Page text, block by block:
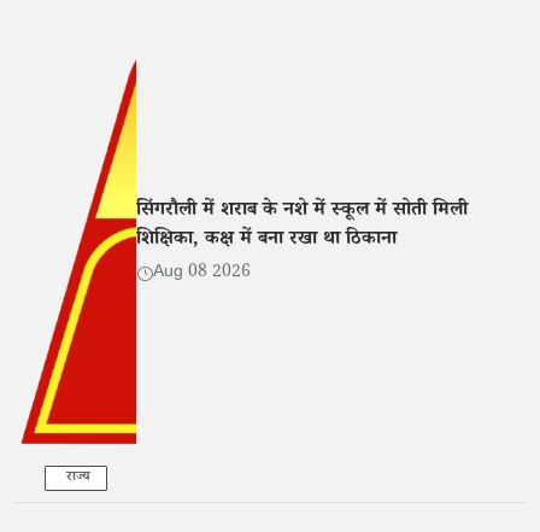
राज्य
सिंगरौली में शराब के नशे में स्कूल में सोती मिली
शिक्षिका, कक्ष में बना रखा था ठिकाना
Aug 08 2026